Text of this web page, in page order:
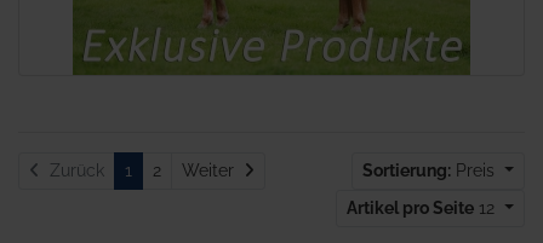
Zurück 1 2 Weiter Sortierung: Preis
Artikel pro Seite 12